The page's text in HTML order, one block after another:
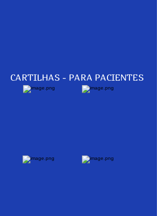
CARTILHAS - PARA PACIENTES